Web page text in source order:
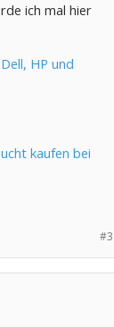
ich mal hier
HP und
kaufen bei
#3